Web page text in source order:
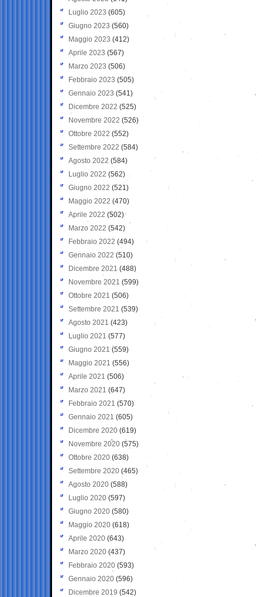
Luglio 2023 (605)
Giugno 2023 (560)
Maggio 2023 (412)
Aprile 2023 (567)
Marzo 2023 (506)
Febbraio 2023 (505)
Gennaio 2023 (541)
Dicembre 2022 (525)
Novembre 2022 (526)
Ottobre 2022 (552)
Settembre 2022 (584)
Agosto 2022 (584)
Luglio 2022 (562)
Giugno 2022 (521)
Maggio 2022 (470)
Aprile 2022 (502)
Marzo 2022 (542)
Febbraio 2022 (494)
Gennaio 2022 (510)
Dicembre 2021 (488)
Novembre 2021 (599)
Ottobre 2021 (506)
Settembre 2021 (539)
Agosto 2021 (423)
Luglio 2021 (577)
Giugno 2021(559)
Maggio 2021 (556)
Aprile 2021 (506)
Marzo 2021 (647)
Febbraio 2021 (570)
Gennaio 2021 (605)
Dicembre 2020 (619)
Novembre 2020 (575)
Ottobre 2020 (638)
Settembre 2020(465)
Agosto 2020 (588)
Luglio 2020 (597)
Giugno 2020 (580)
Maggio 2020 (618)
Aprile 2020 (643)
Marzo 2020 (437)
Febbraio 2020 (593)
Gennaio 2020 (596)
Dicembre 2019 (542)